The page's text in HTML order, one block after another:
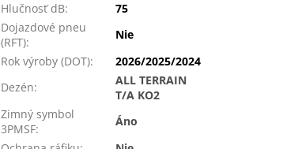
Hlučnosť dB:
75
Dojazdové pneu
(RFT):
Nie
Rok výroby (DOT):
2026/2025/2024
Dezén:
ALL TERRAIN
T/A KO2
Zimný symbol
3PMSF:
Áno